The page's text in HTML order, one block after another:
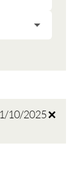
10/2025